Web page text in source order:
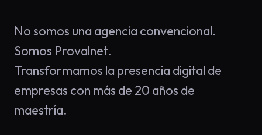
No somos una agencia convencional.
Somos Provalnet.
Transformamos la presencia digital de
empresas con más de 20 años de
maestría.